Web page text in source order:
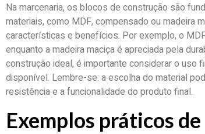
Na marcenaria, os blocos de construção são
materiais, como MDF, compensado ou madeira
características e benefícios. Por exemplo, o
enquanto a madeira maciça é apreciada pela
construção ideal, é importante considerar o uso
disponível. Lembre-se: a escolha do material
resistência e a funcionalidade do produto final.
Exemplos práticos